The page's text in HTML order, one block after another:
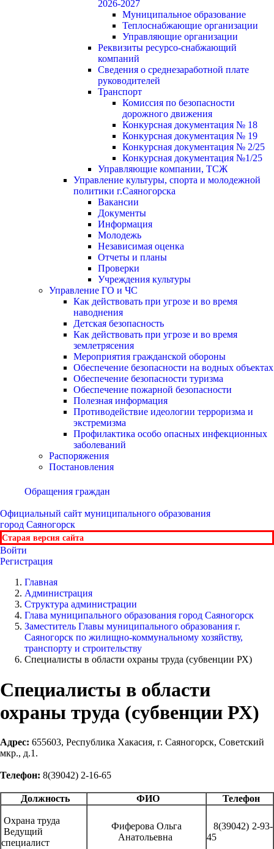
2026-2027
Муниципальное образование
Теплоснабжающие организации
Управляющие организации
Реквизиты ресурсо-снабжающий
компаний
Сведения о среднезаработной плате
руководителей
Транспорт
Комиссия по безопасности
дорожного движения
Конкурсная документация № 18
Конкурсная документация № 19
Конкурсная документация № 2/25
Конкурсная документация №1/25
Управляющие компании, ТСЖ
Управление культуры, спорта и молодежной
политики г.Саяногорска
Вакансии
Документы
Информация
Молодежь
Независимая оценка
Отчеты и планы
Проверки
Учреждения культуры
Управление ГО и ЧС
Как действовать при угрозе и во время
наводнения
Детская безопасность
Как действовать при угрозе и во время
землетрясения
Мероприятия гражданской обороны
Обеспечение безопасности на водных объектах
Обеспечение безопасности туризма
Обеспечение пожарной безопасности
Полезная информация
Противодействие идеологии терроризма и
экстремизма
Профилактика особо опасных инфекционных
заболеваний
Распоряжения
Постановления
Обращения граждан
Официальный сайт муниципального образования
город Саяногорск
Старая версия сайта
Войти
Регистрация
Главная
Администрация
Структура администрации
Глава муниципального образования город Саяногорск
Заместитель Главы муниципального образования г.
Саяногорск по жилищно-коммунальному хозяйству,
транспорту и строительству
Специалисты в области охраны труда (субвенции РХ)
Специалисты в области
охраны труда (субвенции РХ)
Адрес: 655603, Республика Хакасия, г. Саяногорск, Советский
мкр., д.1.
Телефон: 8(39042) 2-16-65
Должность ФИО Телефон
Охрана труда
Ведущий
специалист
Фиферова Ольга
Анатольевна
8(39042) 2-93-
45